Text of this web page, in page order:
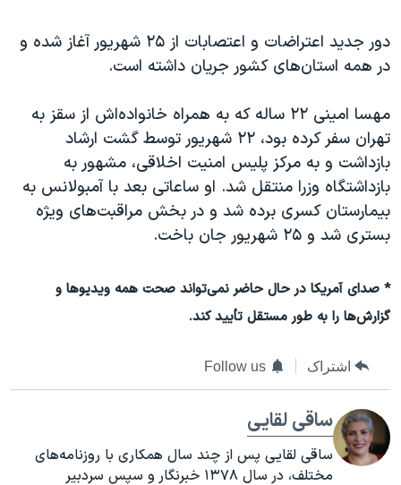
دور جدید اعتراضات و اعتصابات از ۲۵ شهریور آغاز شده و
در همه استان‌های کشور جریان داشته است.
مهسا امینی ۲۲ ساله که به همراه خانواده‌اش از سقز به
تهران سفر کرده‌ بود، ۲۲ شهریور توسط گشت ارشاد
بازداشت و به مرکز پلیس امنیت اخلاقی، مشهور به
بازداشتگاه وزرا منتقل شد. او ساعاتی بعد با آمبولانس به
بیمارستان کسری برده شد و در بخش مراقبت‌های ویژه
بستری شد و ۲۵ شهریور جان باخت.
* صدای آمریکا در حال حاضر نمی‌تواند صحت همه ویدیوها و
گزارش‌ها را به طور مستقل تأیید کند.
اشتراک Follow us
ساقی لقایی
ساقی لقایی پس از چند سال همکاری با روزنامه‌های
مختلف، در سال ۱۳۷۸ خبرنگار و سپس سردبیر